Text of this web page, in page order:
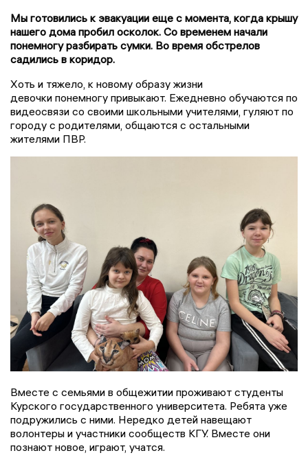
Мы готовились к эвакуации еще с момента, когда крышу
нашего дома пробил осколок. Со временем начали
понемногу разбирать сумки. Во время обстрелов
садились в коридор.
Хоть и тяжело, к новому образу жизни
девочки понемногу привыкают. Ежедневно обучаются по
видеосвязи со своими школьными учителями, гуляют по
городу с родителями, общаются с остальными
жителями ПВР.
Вместе с семьями в общежитии проживают студенты
Курского государственного университета. Ребята уже
подружились с ними. Нередко детей навещают
волонтеры и участники сообществ КГУ. Вместе они
познают новое, играют, учатся.